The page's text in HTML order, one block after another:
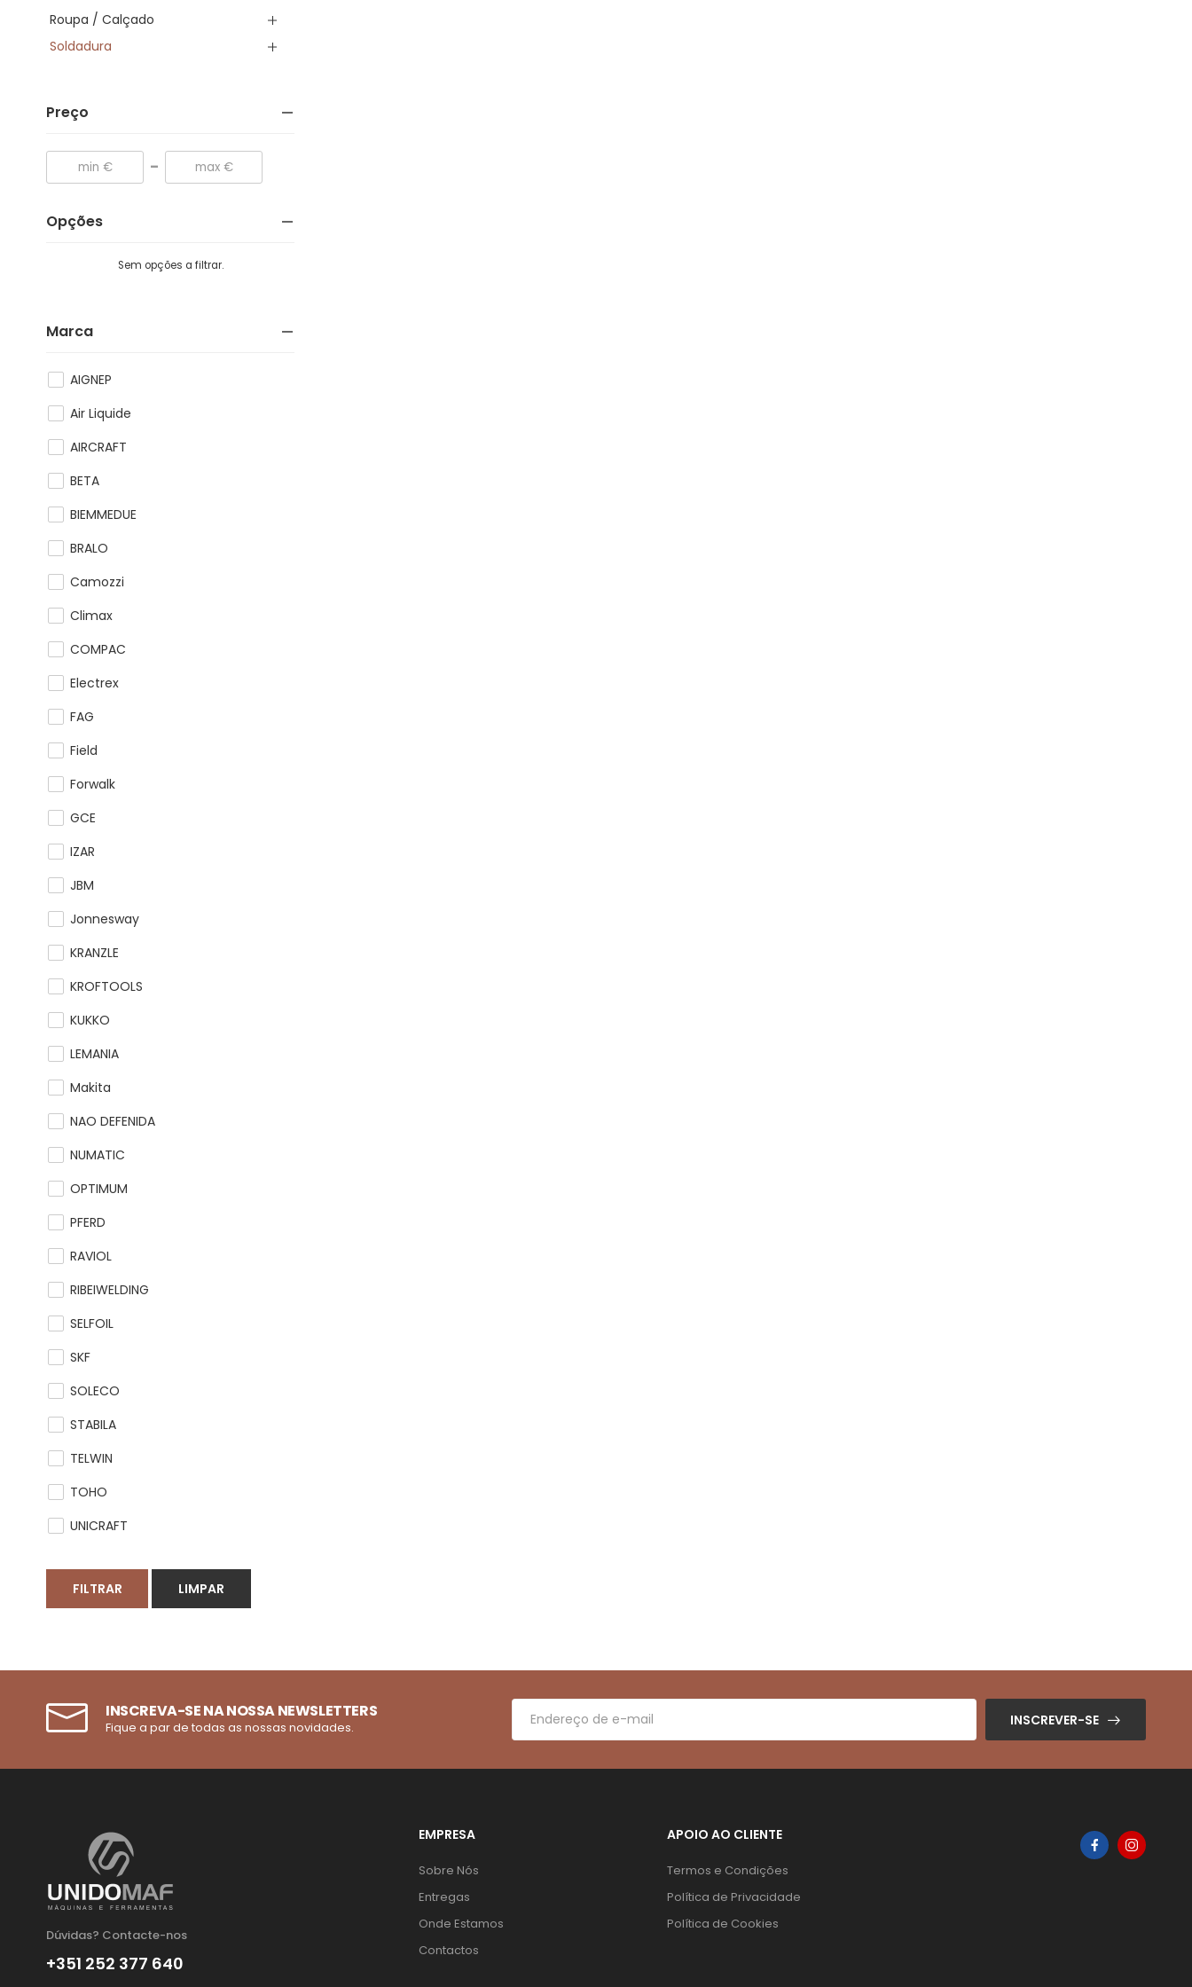
Roupa / Calçado
Soldadura
Preço
-
Opções
Sem opções a filtrar.
Marca
AIGNEP
Air Liquide
AIRCRAFT
BETA
BIEMMEDUE
BRALO
Camozzi
Climax
COMPAC
Electrex
FAG
Field
Forwalk
GCE
IZAR
JBM
Jonnesway
KRANZLE
KROFTOOLS
KUKKO
LEMANIA
Makita
NAO DEFENIDA
NUMATIC
OPTIMUM
PFERD
RAVIOL
RIBEIWELDING
SELFOIL
SKF
SOLECO
STABILA
TELWIN
TOHO
UNICRAFT
FILTRAR LIMPAR
INSCREVA-SE NA NOSSA NEWSLETTERS
Fique a par de todas as nossas novidades. INSCREVER-SE
Dúvidas? Contacte-nos
+351 252 377 640
EMPRESA
Sobre Nós
Entregas
Onde Estamos
Contactos
APOIO AO CLIENTE
Termos e Condições
Política de Privacidade
Política de Cookies